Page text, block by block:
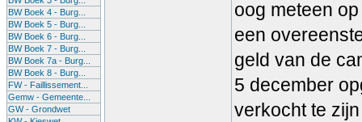
BW Boek 4 - Burg...
BW Boek 5 - Burg...
BW Boek 6 - Burg...
BW Boek 7 - Burg...
BW Boek 7a - Burg...
BW Boek 8 - Burg...
FW - Faillissement...
Gemw - Gemeente...
GW - Grondwet
oog meteen
een
geld van de
5 december
verkocht te